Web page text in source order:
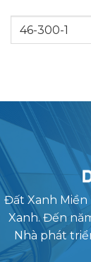
Đất Xanh
Xanh. Đến
Nhà phát